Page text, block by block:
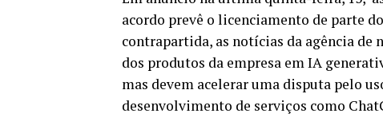
acordo prevê o licenciamento de parte
contrapartida, as notícias da agência
dos produtos da empresa em IA
mas devem acelerar uma disputa pelo
desenvolvimento de serviços como